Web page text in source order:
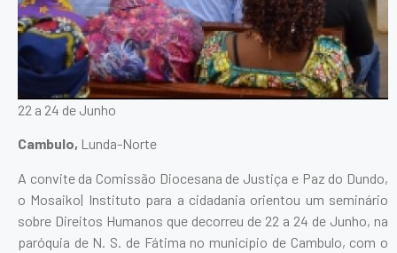
22 a 24 de Junho
Cambulo, Lunda-Norte
A convite da Comissão Diocesana de Justiça e Paz do Dundo,
o Mosaiko| Instituto para a cidadania orientou um seminário
sobre Direitos Humanos que decorreu de 22 a 24 de Junho, na
paróquia de N. S. de Fátima no município de Cambulo, com o